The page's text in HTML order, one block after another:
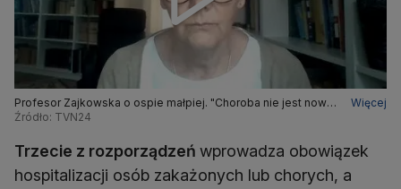
Profesor Zajkowska o ospie małpiej. "Choroba nie jest nowa,
sam wirus nie jest nowy, ale jest przy niej nowe zjawisko"
Więcej
Źródło: TVN24
Trzecie z rozporządzeń wprowadza obowiązek
hospitalizacji osób zakażonych lub chorych, a